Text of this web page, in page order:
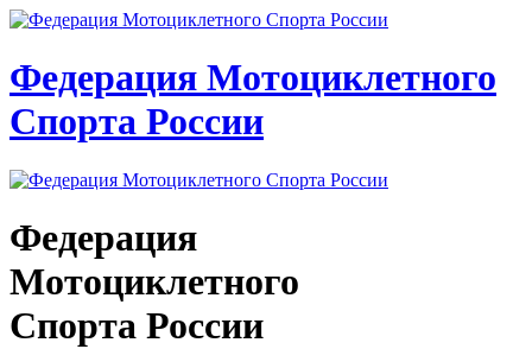
Федерация Мотоциклетного
Спорта России
Федерация
Мотоциклетного
Спорта России